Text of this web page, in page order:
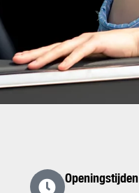
Openingstijden